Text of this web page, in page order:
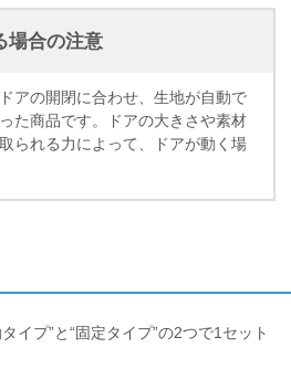
場合の注意
アの開閉に合わせ、生地が自動で
た商品です。ドアの大きさや素材
られる力によって、ドアが動く場
イプ”と“固定タイプ”の2つで1セット